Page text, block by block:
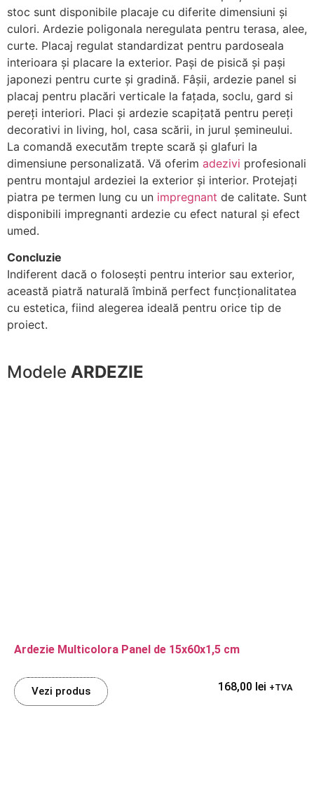
stoc sunt disponibile placaje cu diferite dimensiuni și
culori. Ardezie poligonala neregulata pentru terasa, alee,
curte. Placaj regulat standardizat pentru pardoseala
interioara și placare la exterior. Pași de pisică și pași
japonezi pentru curte și gradină. Fâșii, ardezie panel si
placaj pentru placări verticale la fațada, soclu, gard si
pereți interiori. Placi și ardezie scapițată pentru pereți
decorativi in living, hol, casa scării, in jurul șemineului.
La comandă executăm trepte scară și glafuri la
dimensiune personalizată. Vă oferim adezivi profesionali
pentru montajul ardeziei la exterior și interior. Protejați
piatra pe termen lung cu un impregnant de calitate. Sunt
disponibili impregnanti ardezie cu efect natural și efect
umed.
Concluzie
Indiferent dacă o folosești pentru interior sau exterior,
această piatră naturală îmbină perfect funcționalitatea
cu estetica, fiind alegerea ideală pentru orice tip de
proiect.
Modele ARDEZIE
Ardezie Multicolora Panel de 15x60x1,5 cm
Vezi produs 168,00 lei +TVA